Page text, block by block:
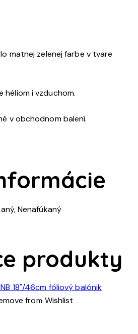
matnej zelenej farbe v tvare
héliom i vzduchom.
v obchodnom balení.
Nenafúkaný
produkty
from Wishlist